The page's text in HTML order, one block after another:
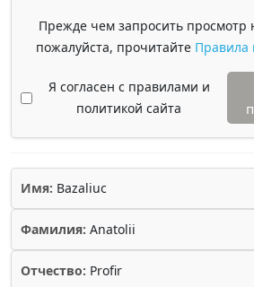
Прежде чем запросить просмотр
пожалуйста, прочитайте Правила
Я согласен с правилами и
политикой сайта
Имя: Bazaliuc
Фамилия: Anatolii
Отчество: Profir